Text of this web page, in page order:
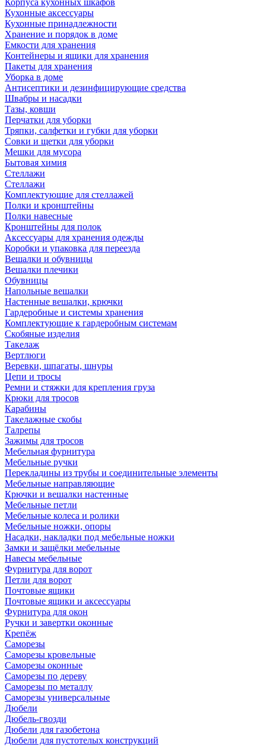
Корпуса кухонных шкафов
Кухонные аксессуары
Кухонные принадлежности
Хранение и порядок в доме
Емкости для хранения
Контейнеры и ящики для хранения
Пакеты для хранения
Уборка в доме
Антисептики и дезинфицирующие средства
Швабры и насадки
Тазы, ковши
Перчатки для уборки
Тряпки, салфетки и губки для уборки
Совки и щетки для уборки
Мешки для мусора
Бытовая химия
Стеллажи
Стеллажи
Комплектующие для стеллажей
Полки и кронштейны
Полки навесные
Кронштейны для полок
Аксессуары для хранения одежды
Коробки и упаковка для переезда
Вешалки и обувницы
Вешалки плечики
Обувницы
Напольные вешалки
Настенные вешалки, крючки
Гардеробные и системы хранения
Комплектующие к гардеробным системам
Скобяные изделия
Такелаж
Вертлюги
Веревки, шпагаты, шнуры
Цепи и тросы
Ремни и стяжки для крепления груза
Крюки для тросов
Карабины
Такелажные скобы
Талрепы
Зажимы для тросов
Мебельная фурнитура
Мебельные ручки
Перекладины из трубы и соединительные элементы
Мебельные направляющие
Крючки и вешалки настенные
Мебельные петли
Мебельные колеса и ролики
Мебельные ножки, опоры
Насадки, накладки под мебельные ножки
Замки и защёлки мебельные
Навесы мебельные
Фурнитура для ворот
Петли для ворот
Почтовые ящики
Почтовые ящики и аксессуары
Фурнитура для окон
Ручки и завертки оконные
Крепёж
Саморезы
Саморезы кровельные
Саморезы оконные
Саморезы по дереву
Саморезы по металлу
Саморезы универсальные
Дюбели
Дюбель-гвозди
Дюбели для газобетона
Дюбели для пустотелых конструкций